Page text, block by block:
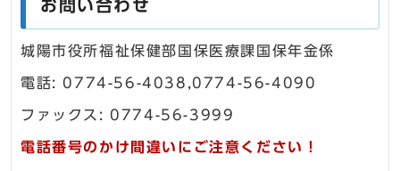
お問い合わせ
城陽市役所福祉保健部国保医療課国保年金係
電話: 0774-56-4038,0774-56-4090
ファックス: 0774-56-3999
電話番号のかけ間違いにご注意ください！